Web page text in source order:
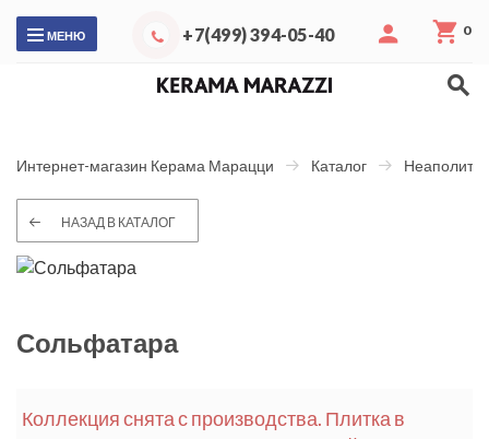
МЕНЮ +7(499) 394-05-40 0
Интернет-магазин Керама Марацци Каталог
НАЗАД В КАТАЛОГ
Сольфатара
Коллекция снята с производства. Плитка в